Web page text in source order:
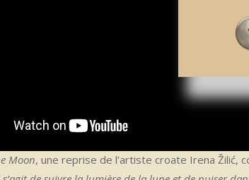
Moon, une reprise de l’artiste croate Irena Žilić,